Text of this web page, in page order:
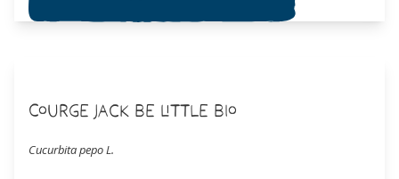
Courge Jack Be Little Bio
Cucurbita pepo L.